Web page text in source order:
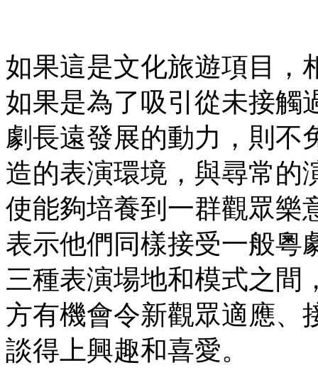
如果這是文化旅遊項目，
如果是為了吸引從未接觸
劇長遠發展的動力，則不
造的表演環境，與尋常的
使能夠培養到一群觀眾樂
表示他們同樣接受一般粵
三種表演場地和模式之間
方有機會令新觀眾適應、
談得上興趣和喜愛。